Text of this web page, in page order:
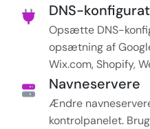
DNS-
Opsætte DNS-
opsætning af
Wix.com, Shopify,
Navneservere
Ændre
kontrolpanelet.